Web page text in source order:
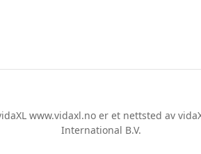
www.vidaxl.no er et nettsted av
International B.V.